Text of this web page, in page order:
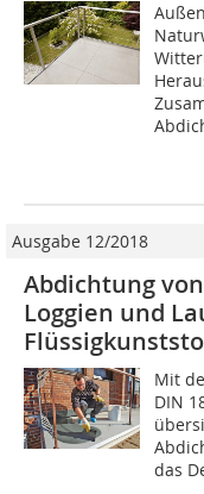
Ausgabe 12/2018
Abdichtung
Loggien und
Mit
DIN
das